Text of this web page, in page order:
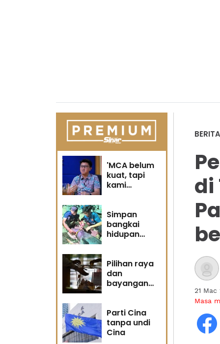
'MCA belum
kuat, tapi
kami
Simpan
bangkai
hidupan
Pilihan raya
dan
bayangan
Parti Cina
tanpa undi
Cina
BERITA
di
21 Mac
Masa